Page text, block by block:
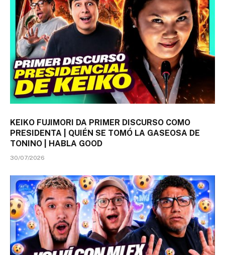
KEIKO FUJIMORI DA PRIMER DISCURSO COMO
PRESIDENTA | QUIÉN SE TOMÓ LA GASEOSA DE
TONINO | HABLA GOOD
30/07/2026